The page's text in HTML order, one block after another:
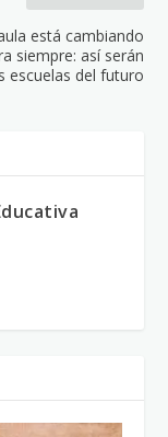
está cambiando
siempre: así serán
escuelas del futuro